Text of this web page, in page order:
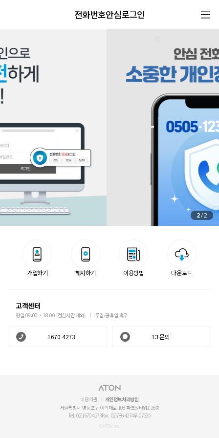
전화번호안심로그인
2/2
가입하기 해지하기 이용방법 다운로드
고객센터
평일 09:00 ~ 18:00 (점심시간 제외) 주말/공휴일 휴무
1670-4273 1:1문의
이용약관
개인정보처리방침
서울특별시 영등포구 여의대로 108 파크원타워1 26층
Tel. 02)1670-4273Fax. 02)786-4274우.07335
© ATON Inc.